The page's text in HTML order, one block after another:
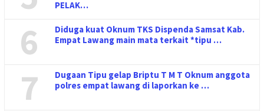
PELAK…
6
Diduga kuat Oknum TKS Dispenda Samsat Kab.
Empat Lawang main mata terkait *tipu …
7
Dugaan Tipu gelap Briptu T M T Oknum anggota
polres empat lawang di laporkan ke …